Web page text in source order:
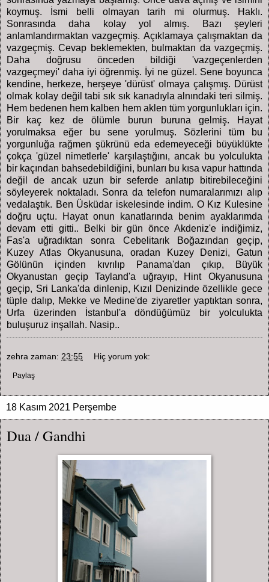
koymuş. İsmi belli olmayan tarih mi olurmuş. Haklı.
Sonrasında daha kolay yol almış. Bazı şeyleri
anlamlandırmaktan vazgeçmiş. Açıklamaya çalışmaktan da
vazgeçmiş. Cevap beklemekten, bulmaktan da vazgeçmiş.
Daha doğrusu önceden bildiği 'vazgeçenlerden
vazgeçmeyi' daha iyi öğrenmiş. İyi ne güzel. Sene boyunca
kendine, herkeze, herşeye 'dürüst' olmaya çalışmış. Dürüst
olmak kolay değil tabi sık sık kanadıyla alnındaki teri silmiş.
Hem bedenen hem kalben hem aklen tüm yorgunlukları için.
Bir kaç kez de ölümle burun buruna gelmiş. Hayat
yorulmaksa eğer bu sene yorulmuş. Sözlerini tüm bu
yorgunluğa rağmen şükrünü eda edemeyeceği büyüklükte
çokça 'güzel nimetlerle' karşılaştığını, ancak bu yolculukta
bir kaçından bahsedebildiğini, bunları bu kısa vapur hattında
değil de ancak uzun bir seferde anlatıp bitirebileceğini
söyleyerek noktaladı. Sonra da telefon numaralarımızı alıp
vedalaştık. Ben Üsküdar iskelesinde indim. O Kız Kulesine
doğru uçtu. Hayat onun kanatlarında benim ayaklarımda
devam etti gitti.. Belki bir gün önce Akdeniz'e indiğimiz,
Fas'a uğradıktan sonra Cebelitarık Boğazından geçip,
Kuzey Atlas Okyanusuna, oradan Kuzey Denizi, Gatun
Gölünün içinden kıvrılıp Panama'dan çıkıp, Büyük
Okyanustan geçip Tayland'a uğrayıp, Hint Okyanusuna
geçip, Sri Lanka'da dinlenip, Kızıl Denizinde özellikle gece
tüple dalıp, Mekke ve Medine'de ziyaretler yaptıktan sonra,
Urfa üzerinden İstanbul'a döndüğümüz bir yolculukta
buluşuruz inşallah. Nasip..
zehra zaman: 23:55 Hiç yorum yok:
Paylaş
18 Kasım 2021 Perşembe
Dua / Gandhi